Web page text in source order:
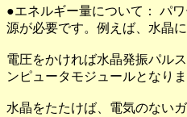
●エネルギー量について： パ
源が必要です。例えば、水晶に
電圧をかければ水晶発振パル
ンピュータモジュールとなりま
水晶をたたけば、電気のない